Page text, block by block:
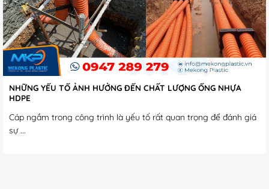
NHỮNG YẾU TỐ ẢNH HƯỞNG ĐẾN CHẤT LƯỢNG ỐNG NHỰA
HDPE
Cáp ngầm trong công trình là yếu tố rất quan trọng để đánh giá
sự ...